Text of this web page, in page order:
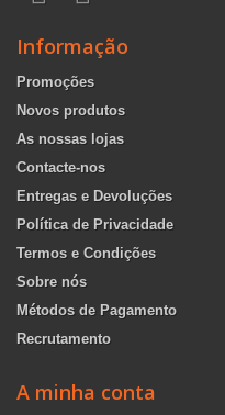
Informação
Promoções
Novos produtos
As nossas lojas
Contacte-nos
Entregas e Devoluções
Política de Privacidade
Termos e Condições
Sobre nós
Métodos de Pagamento
Recrutamento
A minha conta